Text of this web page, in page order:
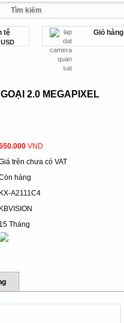
567
tệ
USD
Giỏ hàng
2.0 MEGAPIXEL
VND
trên chưa có VAT
hàng
KX-A2111C4
KBVISION
15 Tháng